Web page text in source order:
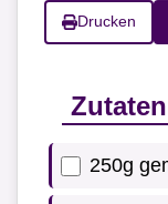
Drucken
250g